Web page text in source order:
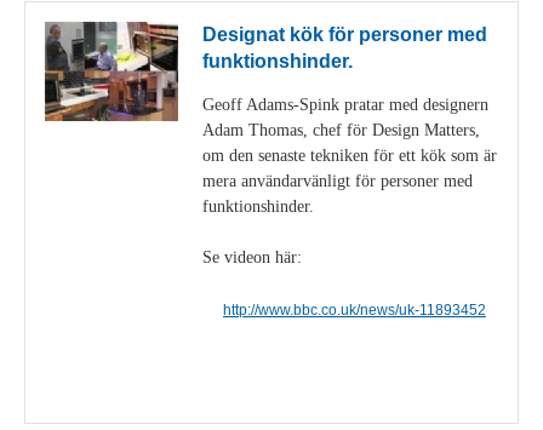
Designat kök för personer med
funktionshinder.
Geoff Adams-Spink pratar med designern
Adam Thomas, chef för Design Matters,
om den senaste tekniken för ett kök som är
mera användarvänligt för personer med
funktionshinder.
Se videon här:
http://www.bbc.co.uk/news/uk-11893452